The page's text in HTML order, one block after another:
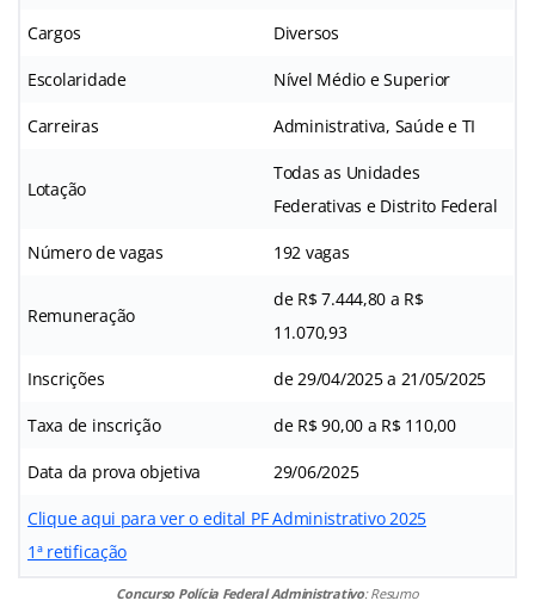
Cargos Diversos
Escolaridade Nível Médio e Superior
Carreiras Administrativa, Saúde e TI
Lotação
Todas as Unidades
Federativas e Distrito Federal
Número de vagas 192 vagas
Remuneração
de R$ 7.444,80 a R$
11.070,93
Inscrições de 29/04/2025 a 21/05/2025
Taxa de inscrição de R$ 90,00 a R$ 110,00
Data da prova objetiva 29/06/2025
Clique aqui para ver o edital PF Administrativo 2025
1ª retificação
Concurso Polícia Federal Administrativo: Resumo